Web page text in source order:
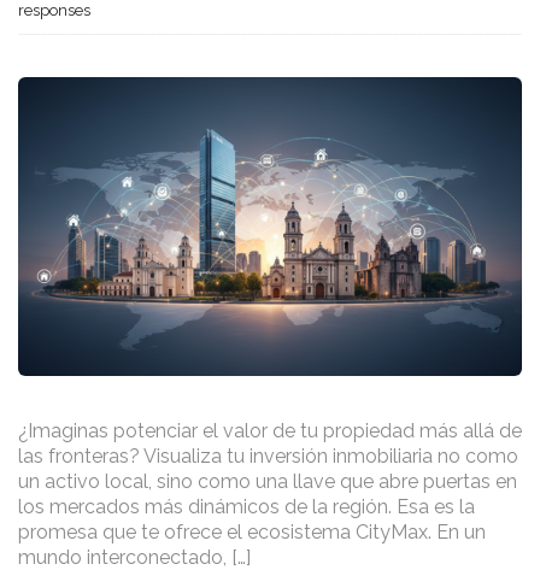
responses
¿Imaginas potenciar el valor de tu propiedad más allá de
las fronteras? Visualiza tu inversión inmobiliaria no como
un activo local, sino como una llave que abre puertas en
los mercados más dinámicos de la región. Esa es la
promesa que te ofrece el ecosistema CityMax. En un
mundo interconectado, […]